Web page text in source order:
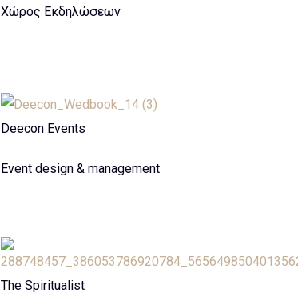
Χώρος Εκδηλώσεων
Deecon Events
Event design & management
The Spiritualist